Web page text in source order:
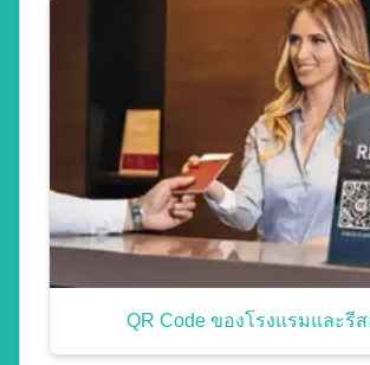
QR Code ของโรงแรมและรี